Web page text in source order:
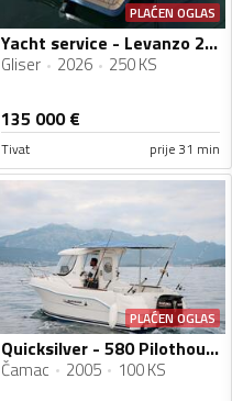
PLAĆEN OGLAS
Yacht service - Levanzo 28 inboard - Lilybaeum yacht
Gliser 2026 250 KS
135 000€
Tivat prije 31 min
PLAĆEN OGLAS
Quicksilver - 580 Pilothouse
Čamac 2005 100 KS